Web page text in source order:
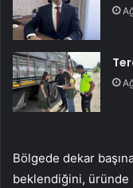
Bölgede dekar
beklendiğini, üründe